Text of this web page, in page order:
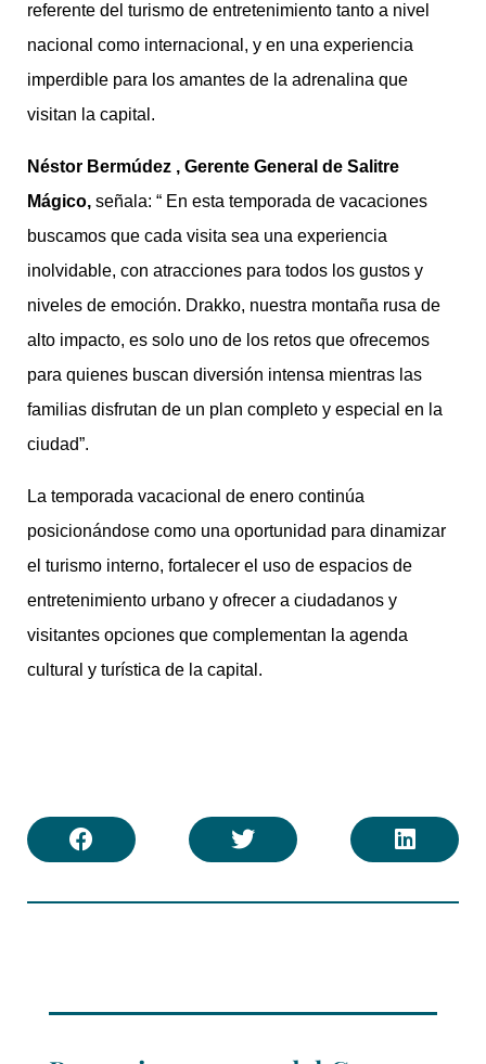
referente del turismo de entretenimiento tanto a nivel
nacional como internacional, y en una experiencia
imperdible para los amantes de la adrenalina que
visitan la capital.
Néstor Bermúdez , Gerente General de Salitre
Mágico, señala: “ En esta temporada de vacaciones
buscamos que cada visita sea una experiencia
inolvidable, con atracciones para todos los gustos y
niveles de emoción. Drakko, nuestra montaña rusa de
alto impacto, es solo uno de los retos que ofrecemos
para quienes buscan diversión intensa mientras las
familias disfrutan de un plan completo y especial en la
ciudad”.
La temporada vacacional de enero continúa
posicionándose como una oportunidad para dinamizar
el turismo interno, fortalecer el uso de espacios de
entretenimiento urbano y ofrecer a ciudadanos y
visitantes opciones que complementan la agenda
cultural y turística de la capital.